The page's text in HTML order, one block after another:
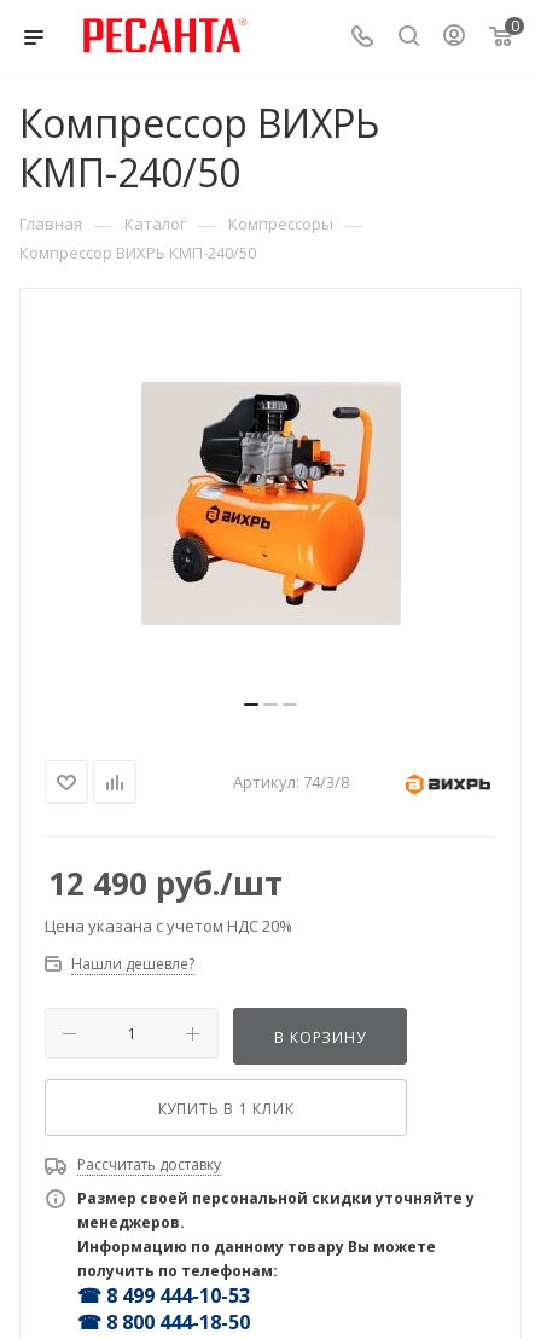
0
Компрессор ВИХРЬ
КМП-240/50
Главная — Каталог — Компрессоры —
Компрессор ВИХРЬ КМП-240/50
Артикул: 74/3/8
12 490 руб./шт
Цена указана с учетом НДС 20%
Нашли дешевле?
В КОРЗИНУ
КУПИТЬ В 1 КЛИК
Рассчитать доставку
Размер своей персональной скидки уточняйте у
менеджеров.
Информацию по данному товару Вы можете
получить по телефонам:
☎ 8 499 444-10-53
☎ 8 800 444-18-50